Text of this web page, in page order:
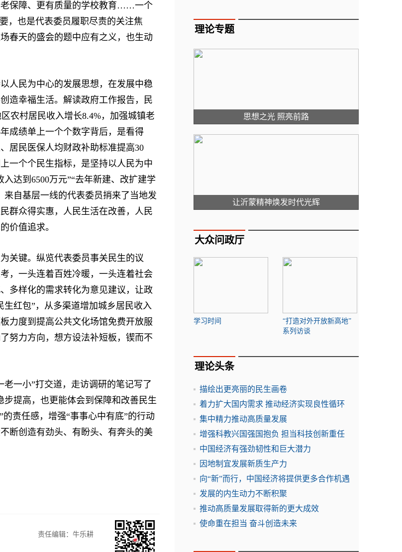
老保障、更有质量的学校教育……一个
，也是代表委员履职尽责的关注焦
春天的盛会的题中应有之义，也生动
民为中心的发展思想，在发展中稳
造幸福生活。解读政府工作报告，民
农村居民收入增长8.4%，加强城镇老
成绩单上一个个数字背后，是看得
居民医保人均财政补助标准提高30
一个个民生指标，是坚持以人民为中
达到6500万元”“去年新建、改扩建学
来自基层一线的代表委员捎来了当地发
群众得实惠，人民生活在改善，人民
价值追求。
键。纵览代表委员事关民生的议
，一头连着百姓冷暖，一头连着社会
多样化的需求转化为意见建议，让政
红包”，从多渠道增加城乡居民收入
力度到提高公共文化场馆免费开放服
努力方向，想方设法补短板，锲而不
一小”打交道，走访调研的笔记写了
提高，也更能体会到保障和改善民生
责任感，增强“事事心中有底”的行动
断创造有劲头、有盼头、有奔头的美
责任编辑：牛乐耕
理论专题
思想之光 照亮前路
让沂蒙精神焕发时代光辉
大众问政厅
学习时间
“打造对外开放新高地”
系列访谈
理论头条
描绘出更亮丽的民生画卷
着力扩大国内需求 推动经济实现良性循环
集中精力推动高质量发展
增强科教兴国强国抱负 担当科技创新重任
中国经济有强劲韧性和巨大潜力
因地制宜发展新质生产力
向“新”而行，中国经济将提供更多合作机遇
发展的内生动力不断积聚
推动高质量发展取得新的更大成效
使命重在担当 奋斗创造未来